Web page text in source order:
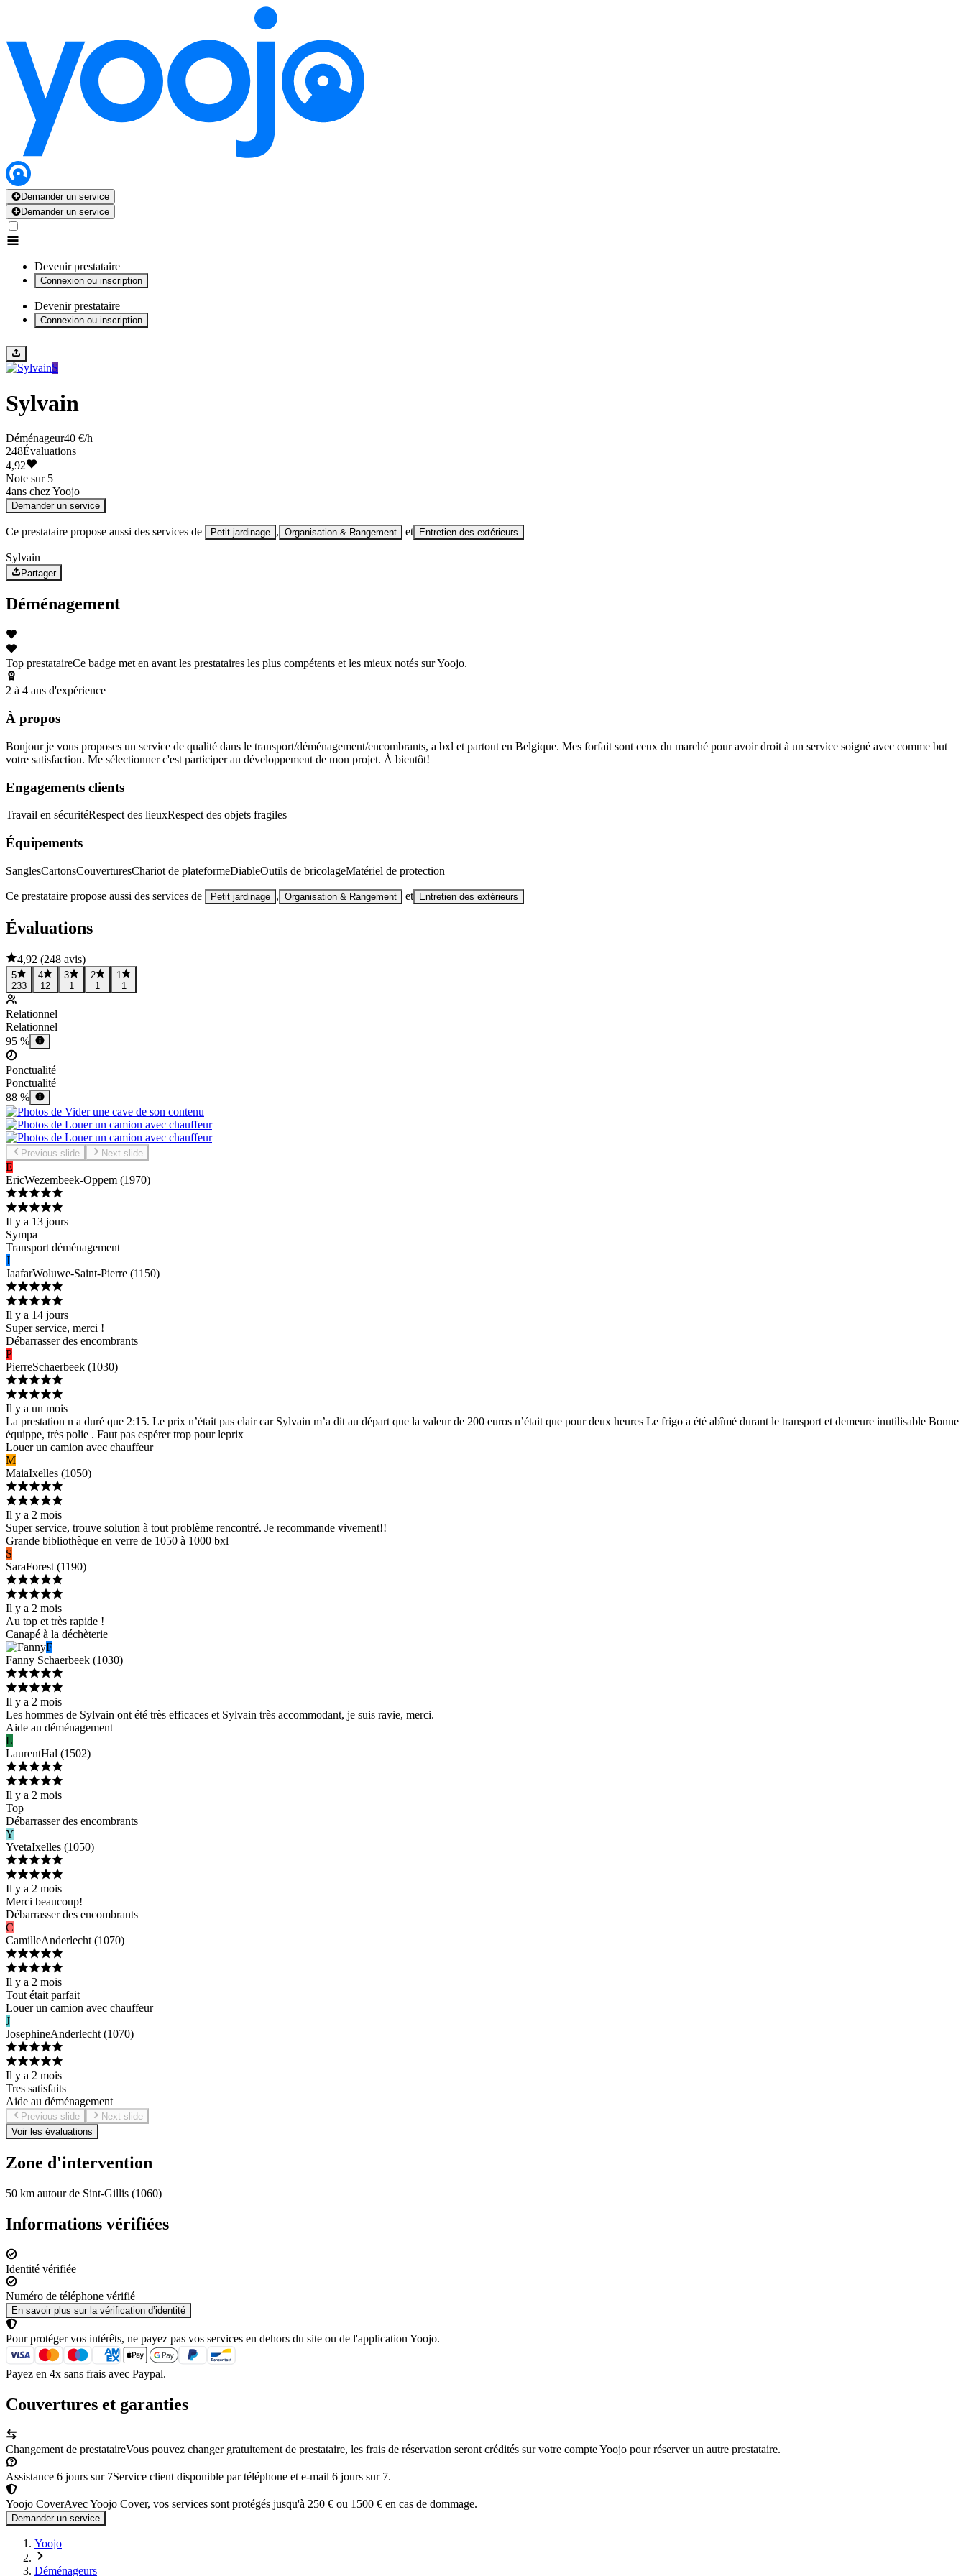
Demander un service
Demander un service
Devenir prestataire
Connexion ou inscription
Devenir prestataire
Connexion ou inscription
S
Sylvain
Déménageur40 €/h
248Évaluations
4,92
Note sur 5
4ans chez Yoojo
Demander un service
Ce prestataire propose aussi des services de Petit jardinage , Organisation & Rangement et Entretien des extérieurs
Sylvain
Partager
Déménagement
Top prestataireCe badge met en avant les prestataires les plus compétents et les mieux notés sur Yoojo.
2 à 4 ans d'expérience
À propos
Bonjour je vous proposes un service de qualité dans le transport/déménagement/encombrants, a bxl et partout en Belgique. Mes forfait sont ceux du marché pour avoir droit à un service soigné avec comme but
votre satisfaction. Me sélectionner c'est participer au développement de mon projet. À bientôt!
Engagements clients
Travail en sécuritéRespect des lieuxRespect des objets fragiles
Équipements
SanglesCartonsCouverturesChariot de plateformeDiableOutils de bricolageMatériel de protection
Ce prestataire propose aussi des services de Petit jardinage , Organisation & Rangement et Entretien des extérieurs
Évaluations
4,92 (248 avis)
5
233
4
12
3
1
2
1
1
1
Relationnel
Relationnel
95 %
Ponctualité
Ponctualité
88 %
Previous slide Next slide
E
EricWezembeek-Oppem (1970)
Il y a 13 jours
Sympa
Transport déménagement
J
JaafarWoluwe-Saint-Pierre (1150)
Il y a 14 jours
Super service, merci !
Débarrasser des encombrants
P
PierreSchaerbeek (1030)
Il y a un mois
La prestation n a duré que 2:15. Le prix n’était pas clair car Sylvain m’a dit au départ que la valeur de 200 euros n’était que pour deux heures Le frigo a été abîmé durant le transport et demeure inutilisable Bonne
équippe, très polie . Faut pas espérer trop pour leprix
Louer un camion avec chauffeur
M
MaiaIxelles (1050)
Il y a 2 mois
Super service, trouve solution à tout problème rencontré. Je recommande vivement!!
Grande bibliothèque en verre de 1050 à 1000 bxl
S
SaraForest (1190)
Il y a 2 mois
Au top et très rapide !
Canapé à la déchèterie
F
Fanny Schaerbeek (1030)
Il y a 2 mois
Les hommes de Sylvain ont été très efficaces et Sylvain très accommodant, je suis ravie, merci.
Aide au déménagement
L
LaurentHal (1502)
Il y a 2 mois
Top
Débarrasser des encombrants
Y
YvetaIxelles (1050)
Il y a 2 mois
Merci beaucoup!
Débarrasser des encombrants
C
CamilleAnderlecht (1070)
Il y a 2 mois
Tout était parfait
Louer un camion avec chauffeur
J
JosephineAnderlecht (1070)
Il y a 2 mois
Tres satisfaits
Aide au déménagement
Previous slide
Next slide
Voir les évaluations
Zone d'intervention
50 km autour de Sint-Gillis (1060)
Informations vérifiées
Identité vérifiée
Numéro de téléphone vérifié
En savoir plus sur la vérification d’identité
Pour protéger vos intérêts, ne payez pas vos services en dehors du site ou de l'application Yoojo.
Payez en 4x sans frais avec Paypal.
Couvertures et garanties
Changement de prestataireVous pouvez changer gratuitement de prestataire, les frais de réservation seront crédités sur votre compte Yoojo pour réserver un autre prestataire.
Assistance 6 jours sur 7Service client disponible par téléphone et e-mail 6 jours sur 7.
Yoojo CoverAvec Yoojo Cover, vos services sont protégés jusqu'à 250 € ou 1500 € en cas de dommage.
Demander un service
Yoojo
Déménageurs